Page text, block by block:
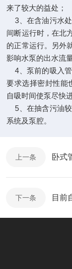
来了较大的益处；
3、在含油污水处
间断运行时，在北
的正常运行。另外
影响水泵的出水流
4、泵前的吸入管
要求选择密封性能
自吸时间使泵尽快
5、在抽含污油较
系统及泵腔。
上一条 卧式
下一条 目前